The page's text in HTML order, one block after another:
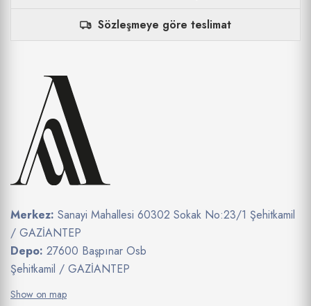
Sözleşmeye göre teslimat
Merkez: Sanayi Mahallesi 60302 Sokak No:23/1 Şehitkamil
/ GAZİANTEP
Depo: 27600 Başpınar Osb
Şehitkamil / GAZİANTEP
Show on map